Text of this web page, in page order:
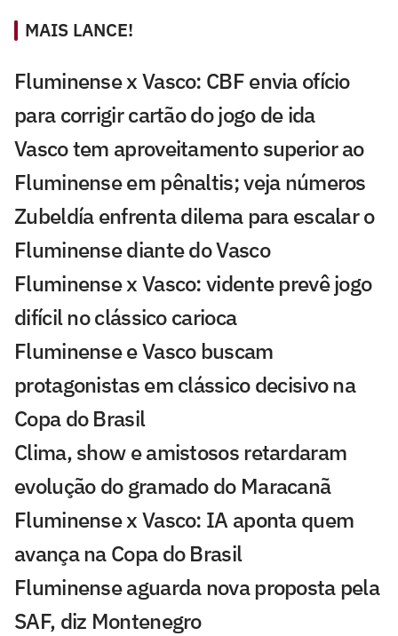
MAIS LANCE!
Fluminense x Vasco: CBF envia ofício
para corrigir cartão do jogo de ida
Vasco tem aproveitamento superior ao
Fluminense em pênaltis; veja números
Zubeldía enfrenta dilema para escalar o
Fluminense diante do Vasco
Fluminense x Vasco: vidente prevê jogo
difícil no clássico carioca
Fluminense e Vasco buscam
protagonistas em clássico decisivo na
Copa do Brasil
Clima, show e amistosos retardaram
evolução do gramado do Maracanã
Fluminense x Vasco: IA aponta quem
avança na Copa do Brasil
Fluminense aguarda nova proposta pela
SAF, diz Montenegro